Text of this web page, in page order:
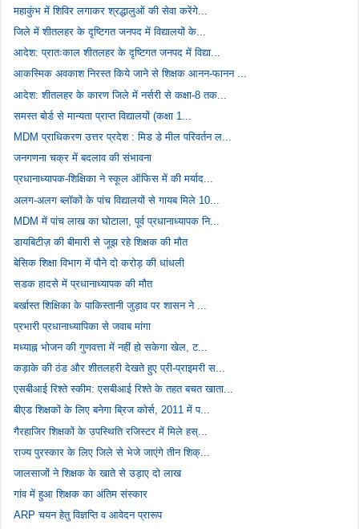
महाकुंभ में शिविर लगाकर श्रद्धालुओं की सेवा करेंगे...
जिले में शीतलहर के दृष्टिगत जनपद में विद्यालयों के...
आदेश: प्रातःकाल शीतलहर के दृष्टिगत जनपद में विद्या...
आकस्मिक अवकाश निरस्त किये जाने से शिक्षक आनन-फानन ...
आदेश: शीतलहर के कारण जिले में नर्सरी से कक्षा-8 तक...
समस्त बोर्ड से मान्यता प्राप्त विद्यालयों (कक्षा 1...
MDM प्राधिकरण उत्तर प्रदेश : मिड डे मील परिवर्तन ल...
जनगणना चक्र में बदलाव की संभावना
प्रधानाध्यापक-शिक्षिका ने स्कूल ऑफिस में की मर्याद...
अलग-अलग ब्लॉकों के पांच विद्यालयों से गायब मिले 10...
MDM में पांच लाख का घोटाला, पूर्व प्रधानाध्यापक नि...
डायबिटीज़ की बीमारी से जूझ रहे शिक्षक की मौत
बेसिक शिक्षा विभाग में पौने दो करोड़ की धांधली
सडक हादसे में प्रधानाध्यापक की मौत
बर्खास्त शिक्षिका के पाकिस्तानी जुड़ाव पर शासन ने ...
प्रभारी प्रधानाध्यापिका से जवाब मांगा
मध्याह्न भोजन की गुणवत्ता में नहीं हो सकेगा खेल, ट...
कड़ाके की ठंड और शीतलहरी देखते हुए प्री-प्राइमरी स...
एसबीआई रिश्ते स्कीम: एसबीआई रिश्ते के तहत बचत खाता...
बीएड शिक्षकों के लिए बनेगा ब्रिज कोर्स, 2011 में प...
गैरहाजिर शिक्षकों के उपस्थिति रजिस्टर में मिले हस्...
राज्य पुरस्कार के लिए जिले से भेजे जाएंगे तीन शिक्...
जालसाजों ने शिक्षक के खाते से उड़ाए दो लाख
गांव में हुआ शिक्षक का अंतिम संस्कार
ARP चयन हेतु विज्ञप्ति व आवेदन प्रारूप